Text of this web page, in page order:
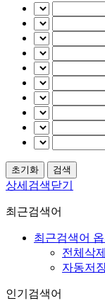
상세검색닫기
최근검색어
최근검색어 옵
전체삭제
자동저
인기검색어